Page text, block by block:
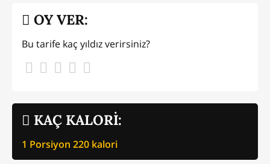
KAÇ KALORİ:
1 Porsiyon 220 kalori
OY VER:
Bu tarife kaç yıldız verirsiniz?